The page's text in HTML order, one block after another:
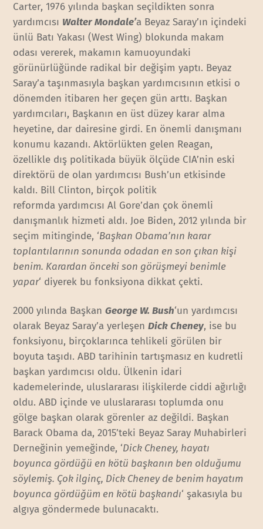
Carter, 1976 yılında başkan seçildikten sonra
yardımcısı Walter Mondale’a Beyaz Saray’ın içindeki
ünlü Batı Yakası (West Wing) blokunda makam
odası vererek, makamın kamuoyundaki
görünürlüğünde radikal bir değişim yaptı. Beyaz
Saray’a taşınmasıyla başkan yardımcısının etkisi o
dönemden itibaren her geçen gün arttı. Başkan
yardımcıları, Başkanın en üst düzey karar alma
heyetine, dar dairesine girdi. En önemli danışmanı
konumu kazandı. Aktörlükten gelen Reagan,
özellikle dış politikada büyük ölçüde CIA’nin eski
direktörü de olan yardımcısı Bush’un etkisinde
kaldı. Bill Clinton, birçok politik
reformda yardımcısı Al Gore’dan çok önemli
danışmanlık hizmeti aldı. Joe Biden, 2012 yılında bir
seçim mitinginde, ‘Başkan Obama’nın karar
toplantılarının sonunda odadan en son çıkan kişi
benim. Karardan önceki son görüşmeyi benimle
yapar‘ diyerek bu fonksiyona dikkat çekti.
2000 yılında BaşkanGeorge W. Bush‘un yardımcısı
olarak Beyaz Saray’a yerleşenDick Cheney, ise bu
fonksiyonu, birçoklarınca tehlikeli görülen bir
boyuta taşıdı. ABD tarihinin tartışmasız en kudretli
başkan yardımcısı oldu. Ülkenin idari
kademelerinde, uluslararası ilişkilerde ciddi ağırlığı
oldu. ABD içinde ve uluslararası toplumda onu
gölge başkan olarak görenler az değildi. Başkan
Barack Obama da, 2015’teki Beyaz Saray Muhabirleri
Derneğinin yemeğinde, ‘Dick Cheney, hayatı
boyunca gördüğü en kötü başkanın ben olduğumu
söylemiş. Çok ilginç, Dick Cheney de benim hayatım
boyunca gördüğüm en kötü başkandı‘ şakasıyla bu
algıya göndermede bulunacaktı.